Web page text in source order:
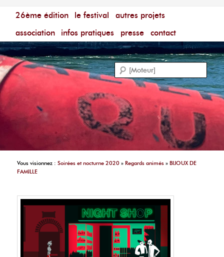
Menu principal
aller au contenu principal
aller au contenu secondaire
26ème édition le festival
autres projets
association
infos pratiques presse contact
Festival du Film Court Francophone – [Un poing c'est
Vous visionnez :Soirées et nocturne 2020 »Regards animés »BIJOUX DE
FAMILLE